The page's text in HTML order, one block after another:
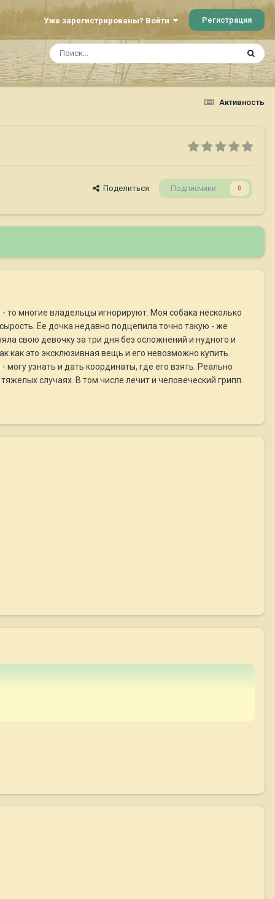
Уже зарегистрированы? Войти Регистрация
Активность
Поделиться Подписчики 0
то многие владельцы игнорируют. Моя собака несколько
Ее дочка недавно подцепила точно такую - же
свою девочку за три дня без осложнений и нудного и
как это эксклюзивная вещь и его невозможно купить.
узнать и дать координаты, где его взять. Реально
случаях. В том числе лечит и человеческий грипп.